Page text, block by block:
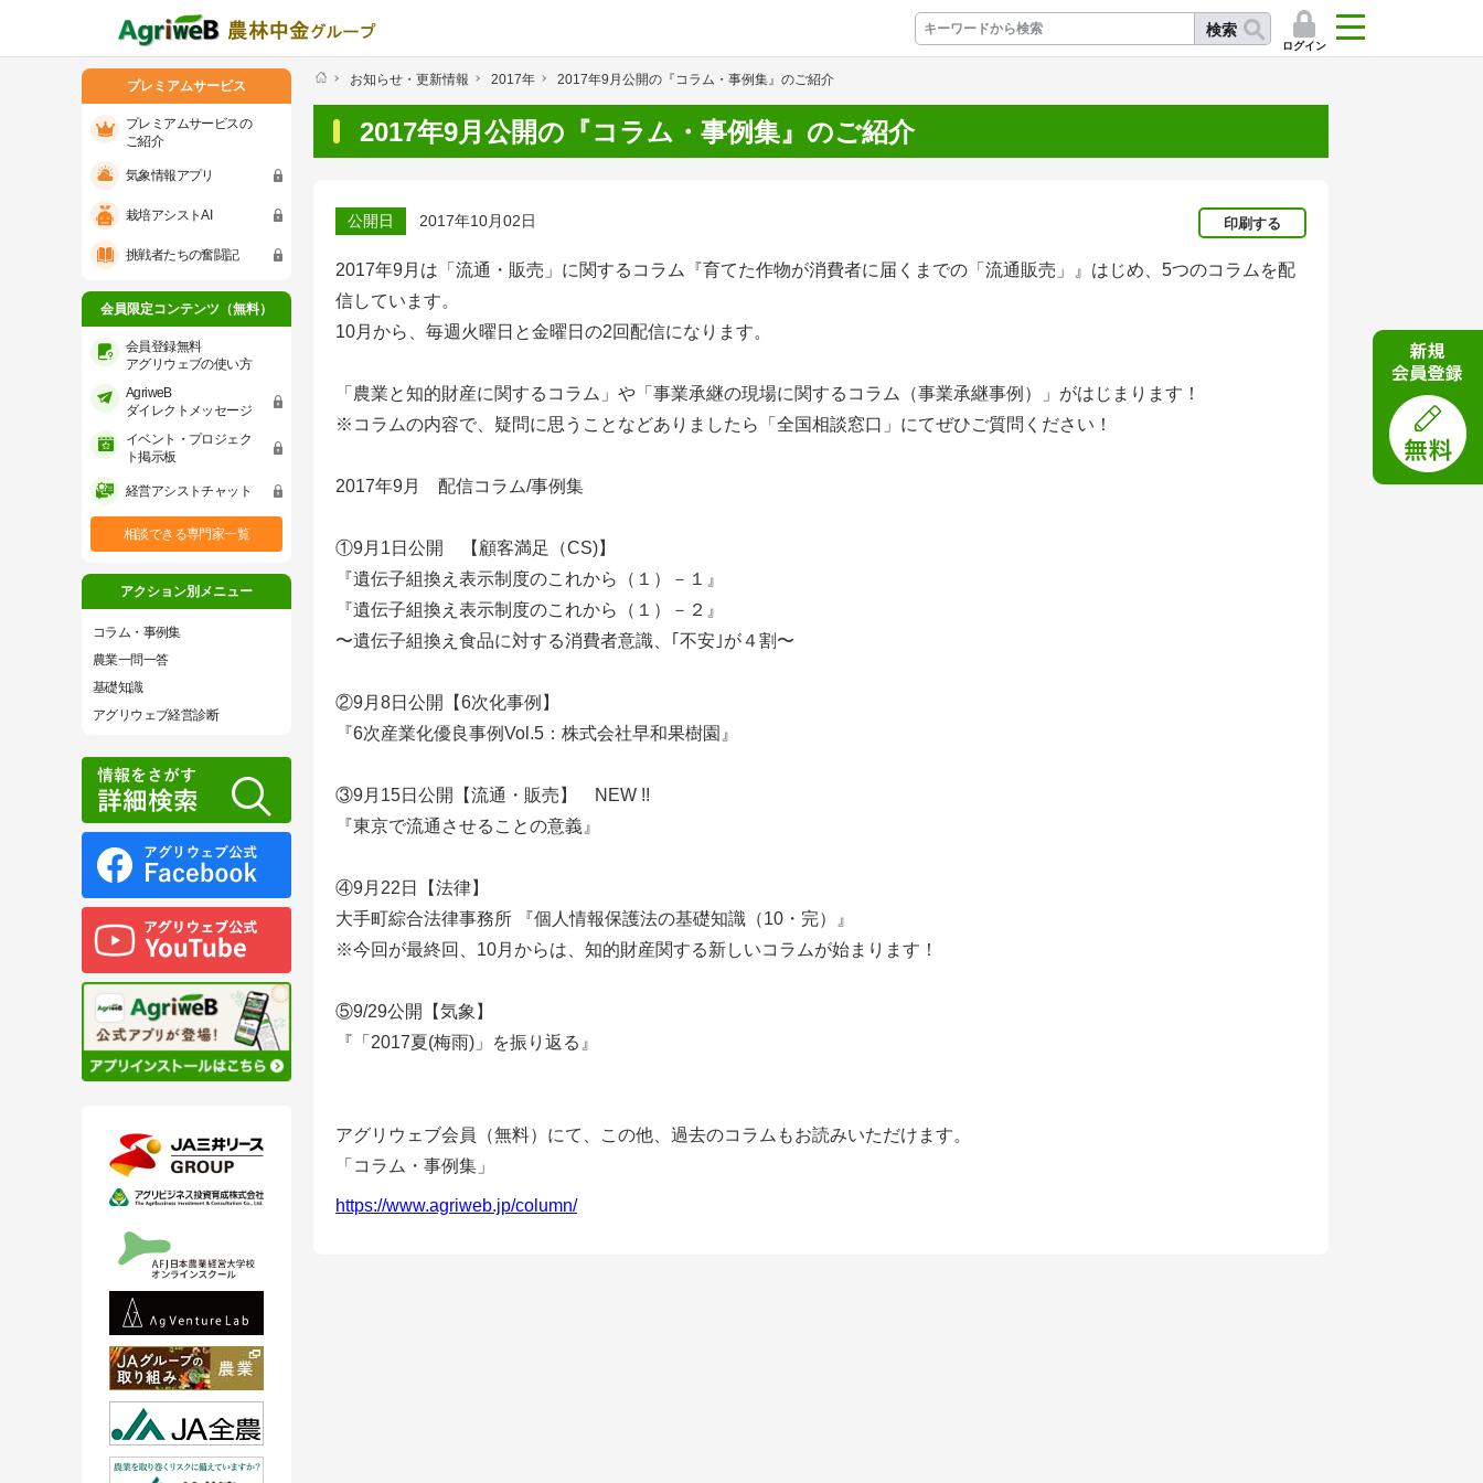
検索
ログイン
プレミアムサービス
プレミアムサービスのご紹介
会員限定コンテンツ（無料）
会員登録無料 アグリウェブの使い方
AgriweBダイレクトメッセージ
イベント・プロジェクト掲示板
経営アシストチャット
農業一問一答
基礎知識
お知らせ・更新情報 2017年 2017年9月公開の『コラム・事例集』のご紹介
2017年9月公開の『コラム・事例集』のご紹介
公開日 2017年10月02日 印刷する
2017年9月は「流通・販売」に関するコラム『育てた作物が消費者に届くまでの「流通販売」』はじめ、5つのコラムを配
信しています。
10月から、毎週火曜日と金曜日の2回配信になります。
「農業と知的財産に関するコラム」や「事業承継の現場に関するコラム（事業承継事例）」がはじまります！
※コラムの内容で、疑問に思うことなどありましたら「全国相談窓口」にてぜひご質問ください！
2017年9月 配信コラム/事例集
①9月1日公開 【顧客満足（CS)】
『遺伝子組換え表示制度のこれから（１）－１』
『遺伝子組換え表示制度のこれから（１）－２』
〜遺伝子組換え食品に対する消費者意識、｢不安｣が４割〜
②9月8日公開【6次化事例】
『6次産業化優良事例Vol.5：株式会社早和果樹園』
③9月15日公開【流通・販売】 NEW !!
『東京で流通させることの意義』
④9月22日【法律】
大手町綜合法律事務所 『個人情報保護法の基礎知識（10・完）』
※今回が最終回、10月からは、知的財産関する新しいコラムが始まります！
⑤9/29公開【気象】
『「2017夏(梅雨)」を振り返る』
アグリウェブ会員（無料）にて、この他、過去のコラムもお読みいただけます。
「コラム・事例集」
https://www.agriweb.jp/column/
プレミアムサービス
プレミアムサービスの
ご紹介
気象情報アプリ
栽培アシストAI
挑戦者たちの奮闘記
会員限定コンテンツ（無料）
会員登録無料
アグリウェブの使い方
AgriweB
ダイレクトメッセージ
イベント・プロジェク
ト掲示板
経営アシストチャット
相談できる専門家一覧
アクション別メニュー
コラム・事例集
農業一問一答
基礎知識
アグリウェブ経営診断